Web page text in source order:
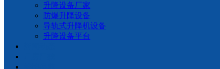
升降设备厂家
防爆升降设备
导轨式升降机设备
升降设备平台